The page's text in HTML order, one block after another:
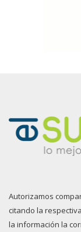
Autorizamos
citando la
la información la